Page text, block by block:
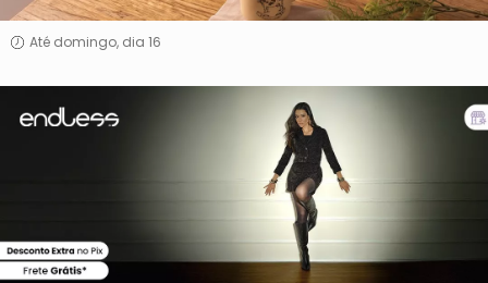
Até domingo, dia 16
Endless